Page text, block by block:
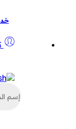
عن